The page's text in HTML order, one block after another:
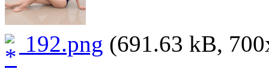
192.png (691.63 kB,